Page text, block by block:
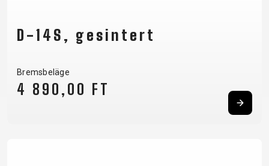
D-14S, gesintert
Bremsbeläge
4 890,00 FT